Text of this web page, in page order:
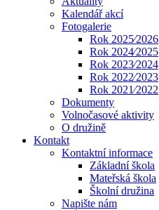
Kalendář akcí
Fotogalerie
Rok 2025⁄2026
Rok 2024⁄2025
Rok 2023⁄2024
Rok 2022⁄2023
Rok 2021⁄2022
Dokumenty
Volnočasové aktivity
O družině
Kontakt
Kontaktní informace
Základní škola
Mateřská škola
Školní družina
Napište nám